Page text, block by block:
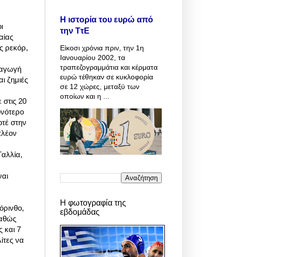
ρεκόρ,
ζημιές
20
στην
και 7
να
Η ιστορία του ευρώ από
την ΤτΕ
Είκοσι χρόνια πριν, την 1η
Ιανουαρίου 2002, τα
τραπεζογραμμάτια και κέρματα
ευρώ τέθηκαν σε κυκλοφορία
σε 12 χώρες, μεταξύ των
οποίων και η ...
Η φωτογραφία της
εβδομάδας